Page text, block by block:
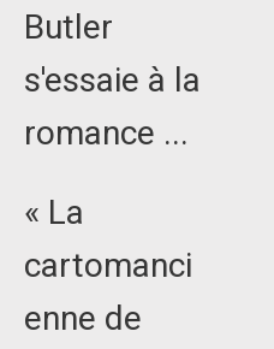
Butler
s'essaie à la
romance ...
« La
cartomanci
enne de